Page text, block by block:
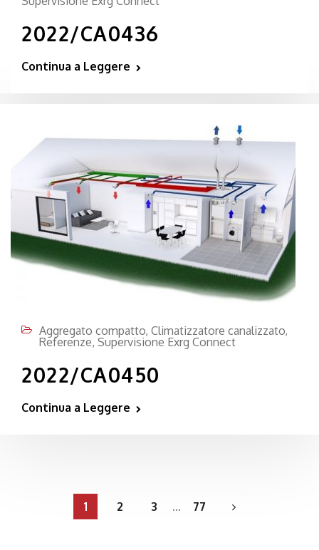
2022/CA0436
Continua a Leggere
Aggregato compatto, Climatizzatore canalizzato,
Referenze, Supervisione Exrg Connect
2022/CA0450
Continua a Leggere
1 2 3 ... 77